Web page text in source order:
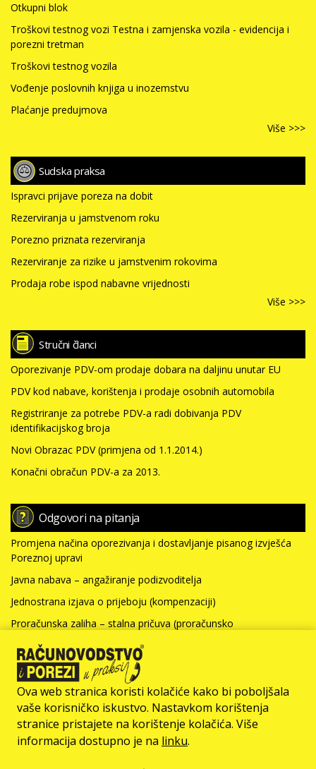
Otkupni blok
Troškovi testnog vozi Testna i zamjenska vozila - evidencija i
porezni tretman
Troškovi testnog vozila
Vođenje poslovnih knjiga u inozemstvu
Plaćanje predujmova
Više >>>
Sudska praksa
Ispravci prijave poreza na dobit
Rezerviranja u jamstvenom roku
Porezno priznata rezerviranja
Rezerviranje za rizike u jamstvenim rokovima
Prodaja robe ispod nabavne vrijednosti
Više >>>
Stručni članci
Oporezivanje PDV-om prodaje dobara na daljinu unutar EU
PDV kod nabave, korištenja i prodaje osobnih automobila
Registriranje za potrebe PDV-a radi dobivanja PDV
identifikacijskog broja
Novi Obrazac PDV (primjena od 1.1.2014.)
Konačni obračun PDV-a za 2013.
Odgovori na pitanja
Promjena načina oporezivanja i dostavljanje pisanog izvješća
Poreznoj upravi
Javna nabava – angažiranje podizvoditelja
Jednostrana izjava o prijeboju (kompenzaciji)
Proračunska zaliha – stalna pričuva (proračunsko
Nabavna vrijednost nefinancijske imovine i kamate za kredit
(neprofitno računovodstvo)
Više >>>
© Računovodstvo & Porezi član je
Ova web stranica koristi kolačiće kako bi poboljšala
vaše korisničko iskustvo. Nastavkom korištenja
stranice pristajete na korištenje kolačića. Više
informacija dostupno je na linku.